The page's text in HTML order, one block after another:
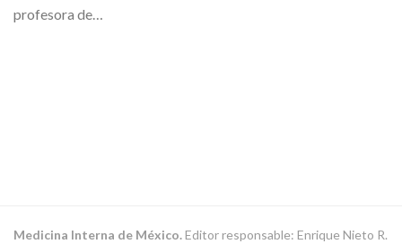
profesora de…
Medicina Interna de México.Editor responsable: Enrique Nieto R.